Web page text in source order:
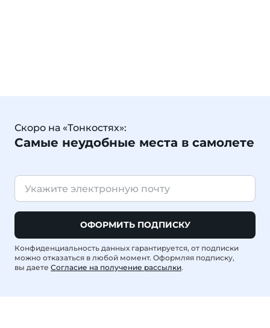
Скоро на «Тонкостях»:
Самые неудобные места в самолете
ОФОРМИТЬ ПОДПИСКУ
Конфиденциальность данных гарантируется, от подписки
можно отказаться в любой момент. Оформляя подписку,
вы даете Согласие на получение рассылки.